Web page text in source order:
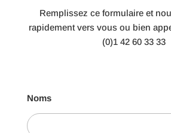
Remplissez ce formulaire et
rapidement vers vous ou bien
(0)1 42 60 33 33
Noms